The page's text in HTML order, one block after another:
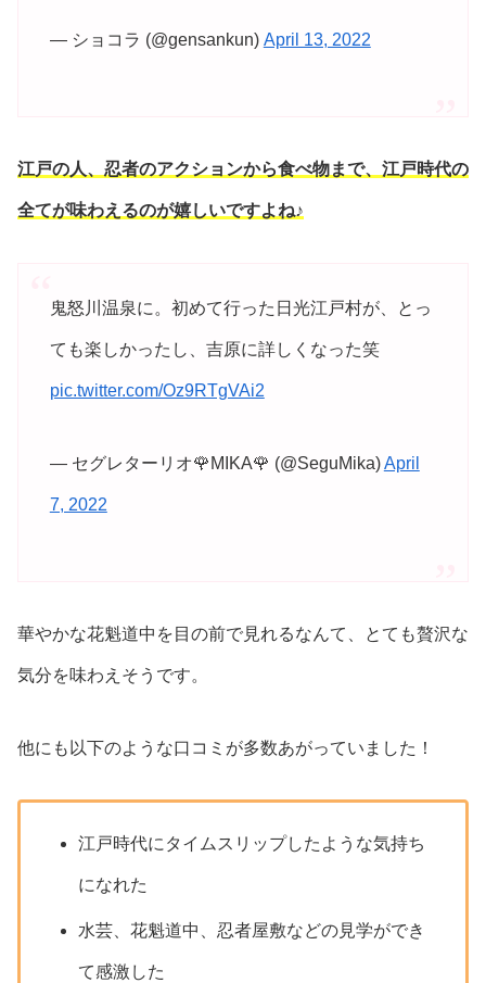
— ショコラ (@gensankun) April 13, 2022
江戸の人、忍者のアクションから食べ物まで、江戸時代の
全てが味わえるのが嬉しいですよね♪
鬼怒川温泉に。初めて行った日光江戸村が、とっ
ても楽しかったし、吉原に詳しくなった笑
pic.twitter.com/Oz9RTgVAi2
— セグレターリオ🌹MIKA🌹 (@SeguMika)April
7, 2022
華やかな花魁道中を目の前で見れるなんて、とても贅沢な
気分を味わえそうです。
他にも以下のような口コミが多数あがっていました！
江戸時代にタイムスリップしたような気持ち
になれた
水芸、花魁道中、忍者屋敷などの見学ができ
て感激した